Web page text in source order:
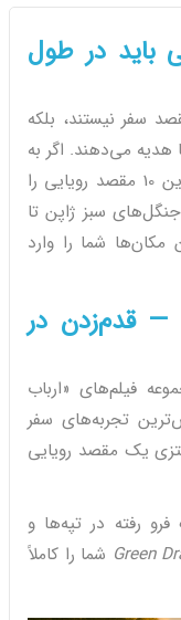
باید در طول
سفر نیستند، بلکه
می‌دهند. اگر به
دنبال سفری متفاوت و جادویی هستید، این 10 مقصد رویایی را
سبز ژاپن تا
شما را وارد
— قدم‌زدن در
فیلم‌های «ارباب
تجربه‌های سفر
یک مقصد رویایی
رفته در تپه‌ها و
Green شما را کاملاً